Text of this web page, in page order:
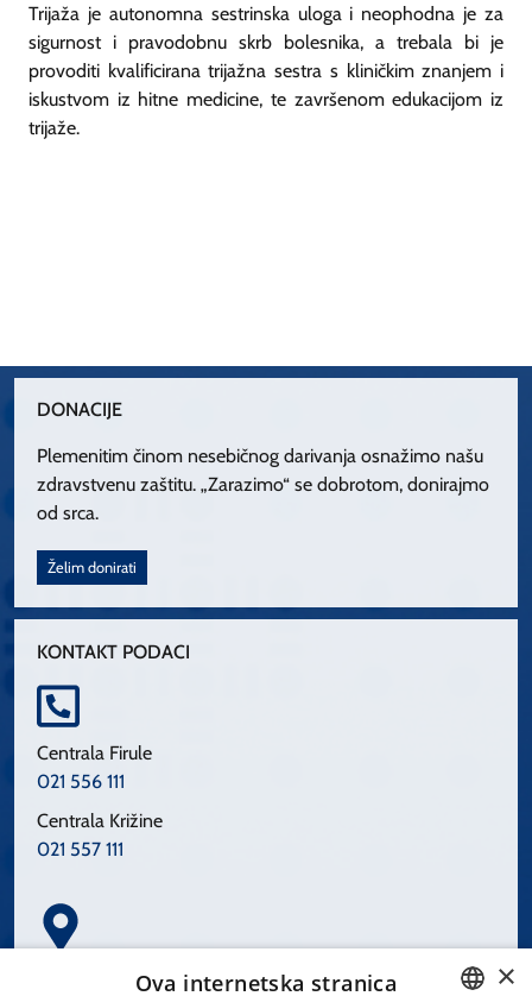
Trijaža je autonomna sestrinska uloga i neophodna je za
sigurnost i pravodobnu skrb bolesnika, a trebala bi je
provoditi kvalificirana trijažna sestra s kliničkim znanjem i
iskustvom iz hitne medicine, te završenom edukacijom iz
trijaže.
DONACIJE
Plemenitim činom nesebičnog darivanja osnažimo našu
zdravstvenu zaštitu. „Zarazimo“ se dobrotom, donirajmo
od srca.
Želim donirati
KONTAKT PODACI
Centrala Firule
021 556 111
Centrala Križine
021 557 111
Spinčićeva 1, 21000 Split
×
Ova internetska stranica